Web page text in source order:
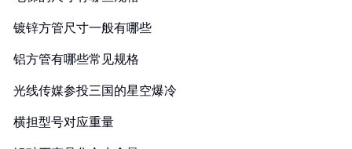
镀锌方管尺寸一般有哪些
铝方管有哪些常见规格
光线传媒参投三国的星空爆冷
横担型号对应重量